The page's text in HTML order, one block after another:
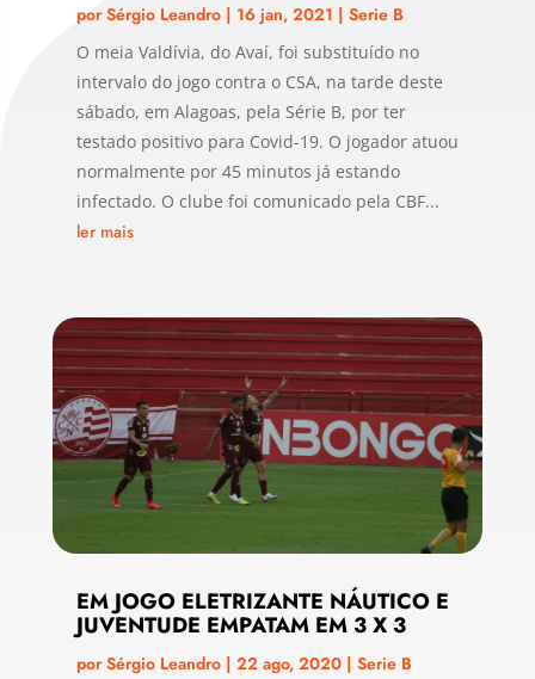
porSérgio Leandro| 16 jan, 2021 | Serie B
O meia Valdívia, do Avaí, foi substituído no
intervalo do jogo contra o CSA, na tarde deste
sábado, em Alagoas, pela Série B, por ter
testado positivo para Covid-19. O jogador atuou
normalmente por 45 minutos já estando
infectado. O clube foi comunicado pela CBF...
ler mais
EM JOGO ELETRIZANTE NÁUTICO E
JUVENTUDE EMPATAM EM 3 X 3
porSérgio Leandro| 22 ago, 2020| Serie B